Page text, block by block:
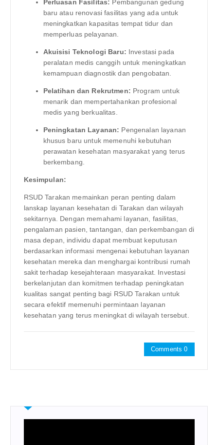
Perluasan Fasilitas: Pembangunan gedung
baru atau renovasi fasilitas yang ada untuk
meningkatkan kapasitas tempat tidur dan
memperluas pelayanan.
Akuisisi Teknologi Baru: Investasi pada
peralatan medis canggih untuk meningkatkan
kemampuan diagnostik dan pengobatan.
Pelatihan dan Rekrutmen: Program untuk
menarik dan mempertahankan profesional
medis yang berkualitas.
Peningkatan Layanan: Pengenalan layanan
khusus baru untuk memenuhi kebutuhan
perawatan kesehatan masyarakat yang terus
berkembang.
Kesimpulan:
RSUD Tarakan memainkan peran penting dalam
lanskap layanan kesehatan di Tarakan dan wilayah
sekitarnya. Dengan memahami layanan, fasilitas,
pengalaman pasien, tantangan, dan perkembangan di
masa depan, individu dapat membuat keputusan
berdasarkan informasi mengenai kebutuhan layanan
kesehatan mereka dan menghargai kontribusi rumah
sakit terhadap kesejahteraan masyarakat. Investasi
berkelanjutan dan komitmen terhadap peningkatan
kualitas sangat penting bagi RSUD Tarakan untuk
secara efektif memenuhi permintaan layanan
kesehatan yang terus meningkat di wilayah tersebut.
Comments 0